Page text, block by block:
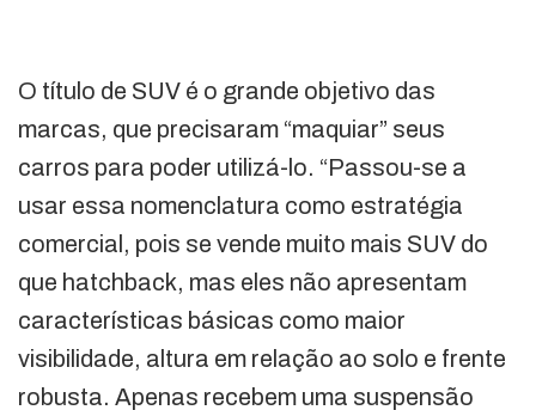
O título de SUV é o grande objetivo das
marcas, que precisaram “maquiar” seus
carros para poder utilizá-lo. “Passou-se a
usar essa nomenclatura como estratégia
comercial, pois se vende muito mais SUV do
que hatchback, mas eles não apresentam
características básicas como maior
visibilidade, altura em relação ao solo e frente
robusta. Apenas recebem uma suspensão